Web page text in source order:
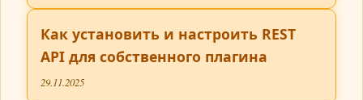
Как установить и настроить REST
API для собственного плагина
29.11.2025